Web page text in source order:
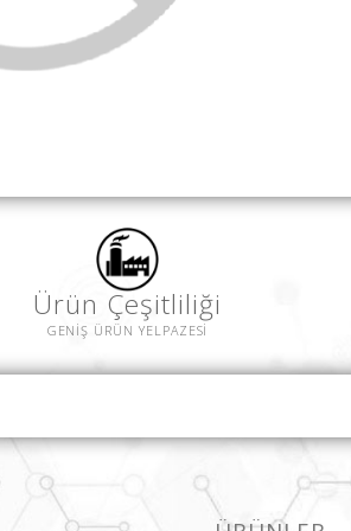
Ürün Çeşitliliği
GENİŞ ÜRÜN YELPAZESİ